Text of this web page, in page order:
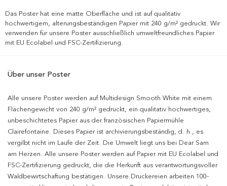
Das Poster hat eine matte Oberfläche und ist auf qualitativ
hochwertigem, alterungsbeständigen Papier mit 240 g/m² gedruckt. Wir
verwenden für unsere Poster ausschließlich umweltfreundliches Papier
mit EU Ecolabel und FSC-Zertifizierung.
Über unser Poster
Alle unsere Poster werden auf Multidesign Smooth White mit einem
Flächengewicht von 240 g/m² gedruckt, ein qualitativ hochwertiges,
unbeschichtetes Papier aus der französischen Papiermühle
Clairefontaine. Dieses Papier ist archivierungsbeständig, d. h., es
vergilbt nicht im Laufe der Zeit. Die Umwelt liegt uns bei Dear Sam
am Herzen. Alle unsere Poster werden auf Papier mit EU Ecolabel und
FSC-Zertifizierung gedruckt, die die Herkunft aus verantwortungsvoller
Waldbewirtschaftung bestätigen. Unsere Druckereien arbeiten 100-